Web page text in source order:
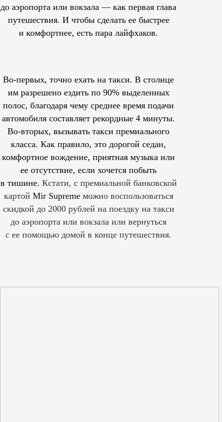
до аэропорта или вокзала — как первая глава
путешествия. И чтобы сделать ее быстрее
и комфортнее, есть пара лайфхаков.
Во-первых, точно ехать на такси. В столице
им разрешеноездить по 90% выделенных
полос, благодаря чему среднее время подачи
автомобиля составляет рекордные 4 минуты.
Во-вторых, вызывать такси премиального
класса. Как правило, это дорогой седан,
комфортное вождение, приятная музыка или
ее отсутствие, если хочется побыть
в тишине. Кстати, с премиальной банковской
картой Mir Supreme можно воспользоваться
скидкой до 2000 рублей на поездку на такси
до аэропорта или вокзала или вернуться
с ее помощью домой в конце путешествия.